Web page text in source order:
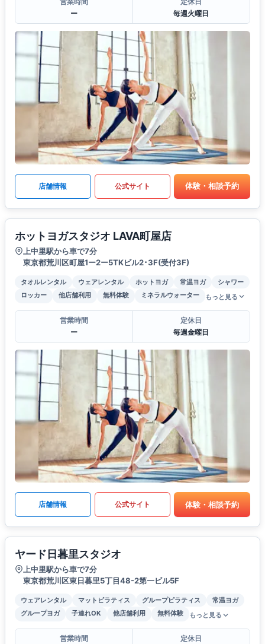
ー
毎週火曜日
店舗情報 公式サイト 体験・相談予約
ホットヨガスタジオ LAVA町屋店
上中里駅から車で7分
東京都荒川区町屋1ー2ー5TKビル2･3F(受付3F)
タオルレンタル ウェアレンタル ホットヨガ 常温ヨガ
シャワー
ロッカー
他店舗利用 無料体験 ミネラルウォーター もっと見る
営業時間
ー
定休日
毎週金曜日
店舗情報 公式サイト 体験・相談予約
ヤード日暮里スタジオ
上中里駅から車で7分
東京都荒川区東日暮里5丁目48-2第一ビル5F
ウェアレンタル マットピラティス グループピラティス
常温ヨガ
グループヨガ
子連れOK 他店舗利用 無料体験 もっと見る
営業時間
定休日